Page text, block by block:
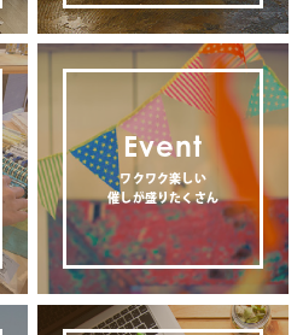
Event
ワクワク楽しい
催しが盛りたくさん